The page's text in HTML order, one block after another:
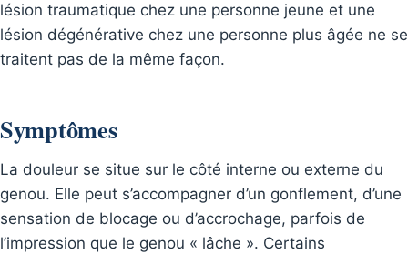
lésion traumatique chez une personne jeune et une
lésion dégénérative chez une personne plus âgée ne se
traitent pas de la même façon.
Symptômes
La douleur se situe sur le côté interne ou externe du
genou. Elle peut s’accompagner d’un gonflement, d’une
sensation de blocage ou d’accrochage, parfois de
l’impression que le genou « lâche ». Certains